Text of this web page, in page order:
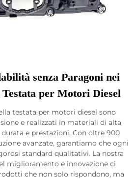
senza Paragoni nei
per Motori Diesel
testata per motori diesel sono
e realizzati in materiali di alta
e prestazioni. Con oltre 900
avanzate, garantiamo che ogni
standard qualitativi. La nostra
miglioramento e innovazione ci
che non solo rispondono, ma